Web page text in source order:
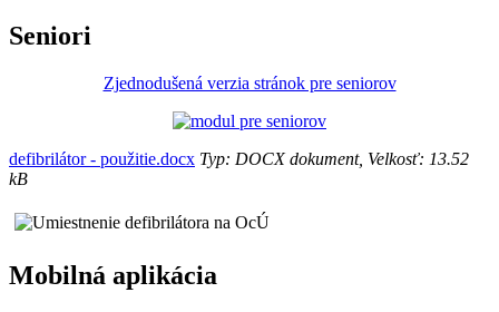
Seniori
Zjednodušená verzia stránok pre seniorov
defibrilátor - použitie.docx Typ: DOCX dokument, Velkosť: 13.52
kB
Mobilná aplikácia